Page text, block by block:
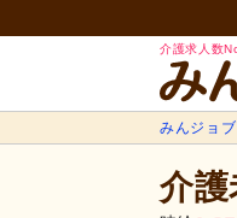
介護求人数
みんジョブ
介